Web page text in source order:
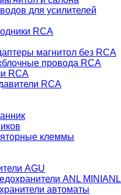
для усилителей
RCA
магнитол без RCA
провода RCA
RCA
RCA
клеммы
AGU
ANL MINIANL
автоматы